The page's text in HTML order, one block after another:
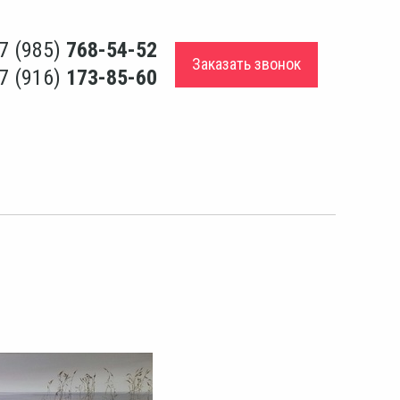
(985) 768-54-52
(916) 173-85-60
Заказать звонок